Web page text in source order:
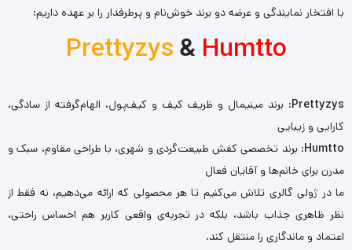
با افتخار نمایندگی و عرضه دو برند خوش‌نام و پرطرفدار را بر عهده داریم:
Prettyzys& Humtto
Prettyzys: برند مینیمال و ظریف کیف و کیف‌پول، الهام‌گرفته از سادگی،
کارایی و زیبایی
Humtto: برند تخصصی کفش طبیعت‌گردی و شهری، با طراحی مقاوم، سبک و
مدرن برای خانم‌ها و آقایان فعال
ما در ژولی گالری تلاش می‌کنیم تا هر محصولی که ارائه می‌دهیم، نه فقط از
نظر ظاهری جذاب باشد، بلکه در تجربه‌ی واقعی کاربر هم احساس راحتی،
اعتماد و ماندگاری را منتقل کند.